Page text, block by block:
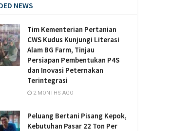
NEWS
Tim Kementerian Pertanian
CWS Kudus Kunjungi Literasi
Alam BG Farm, Tinjau
Persiapan Pembentukan P4S
dan Inovasi Peternakan
Terintegrasi
2 MONTHS AGO
Peluang Bertani Pisang Kepok,
Kebutuhan Pasar 22 Ton Per